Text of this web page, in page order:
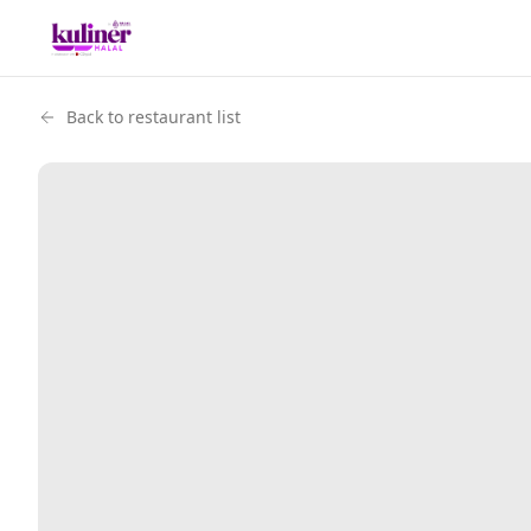
Back to restaurant list